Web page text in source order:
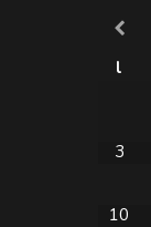
l
3
10